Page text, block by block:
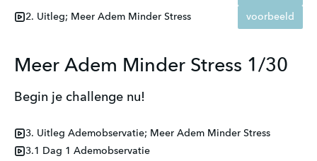
2. Uitleg; Meer Adem Minder Stress voorbeeld
Meer Adem Minder Stress 1/30
Begin je challenge nu!
3. Uitleg Ademobservatie; Meer Adem Minder Stress
3.1 Dag 1 Ademobservatie